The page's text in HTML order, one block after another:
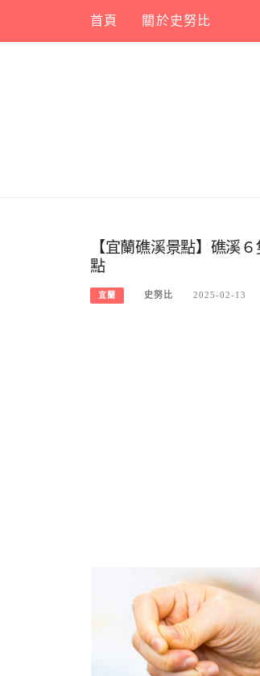
content
首頁 關於史努比
【宜蘭礁溪景點】礁溪
點
宜蘭 史努比 2025-02-13